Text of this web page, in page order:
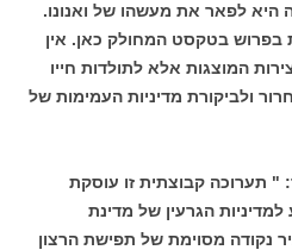
לפאר את מעשהו של ואנונו.
בפרוש בטקסט המחולק כאן. אין
המוצגות אלא לתולדות חייו
ולביקורת מדיניות העמימות של
" תערוכה קבוצתית זו עוסקת
הגרעין של מדינת
נקודה מסוימת של תפישת הרצון